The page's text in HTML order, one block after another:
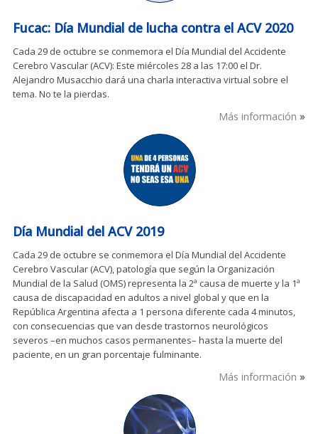
Fucac: Día Mundial de lucha contra el ACV 2020
Cada 29 de octubre se conmemora el Día Mundial del Accidente
Cerebro Vascular (ACV): Este miércoles 28 a las 17:00 el Dr.
Alejandro Musacchio dará una charla interactiva virtual sobre el
tema. No te la pierdas.
Más información
Día Mundial del ACV 2019
Cada 29 de octubre se conmemora el Día Mundial del Accidente
Cerebro Vascular (ACV), patología que según la Organización
Mundial de la Salud (OMS) representa la 2ª causa de muerte y la 1ª
causa de discapacidad en adultos a nivel global y que en la
República Argentina afecta a 1 persona diferente cada 4 minutos,
con consecuencias que van desde trastornos neurológicos
severos –en muchos casos permanentes– hasta la muerte del
paciente, en un gran porcentaje fulminante.
Más información